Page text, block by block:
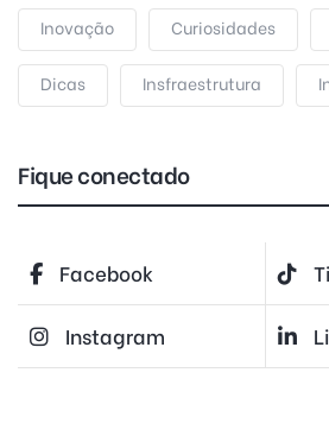
Inovação Curiosidades
Dicas Insfraestrutura
Fique conectado
Facebook
Instagram